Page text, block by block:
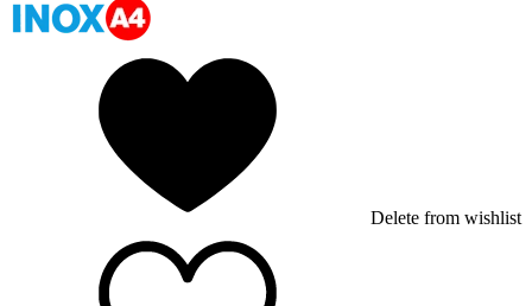
Delete from wishlist